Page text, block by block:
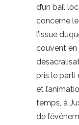
d’un bail
concerne
l’issue
couvent en
pris le parti
et
temps, à
de